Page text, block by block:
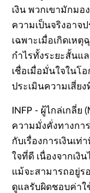
เงิน พวกเขามักมอ
ความเป็นจริงอาจ
เฉพาะเมื่อเกิดเห
กำไรทั้งระยะสั้นแ
เชื่อเมื่อมั่นใจในโ
ประเมินความเสี่ย
INFP - ผู้ไกล่เกลี่ย
ความมั่งคั่งทางกา
กับเรื่องการเงินเ
ใจที่ดี เนื่องจากเงิ
แม้จะสามารถอยู่ร
ดูแลรับผิดชอบค่าใ